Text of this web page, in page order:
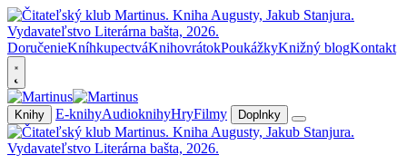
DoručenieKníhkupectváKnihovrátokPoukážkyKnižný blogKontakt
Knihy E-knihyAudioknihyHryFilmy Doplnky